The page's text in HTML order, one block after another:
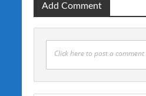
Add Comment
Click here to post a comment